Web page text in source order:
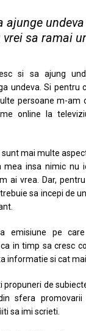
ajunge
sa ramai
si sa ajung
undeva. Si pentru
persoane m-am
online la
sunt mai multe
mea insa nimic nu
ai vrea. Dar,
sa incepi de
emisiune pe
in timp sa cresc
informatie si cat mai
propuneri de
sfera promovarii
sa imi scrieti.